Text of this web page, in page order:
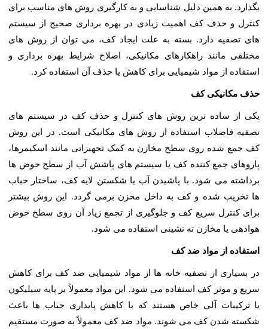
بگذارد. به همین دلیل شناسایی و به کارگیری روش های مناسب برای
کنترل و حذف کف اهمیت زیادی در بهره برداری صحیح از سیستم
های تصفیه دارد. بسته به علت ایجاد کف، می توان از روش های
مختلفی مانند راهکارهای مکانیکی، اصلاح شرایط بهره برداری و
استفاده از مواد شیمیایی برای کاهش یا حذف آن استفاده کرد.
حذف مکانیکی کف
یکی از ساده ترین روش های کنترل و حذف کف در سیستم های
تصفیه فاضلاب استفاده از روش های مکانیکی است. در این روش
کف جمع شده روی سطح مخازن به کمک تجهیزاتی مانند اسکیمرها،
پاروهای جمع کننده کف یا سیستم های پاشش آب از سطح حوض ها
برداشته می شود. با پاشیدن آب یا شکستن لایه کف، ساختار حباب
ها تخریب شده و کف به داخل مخزن برمی گردد. این روش بیشتر
برای کنترل سریع کف و جلوگیری از تجمع زیاد آن روی سطح حوض
هوادهی یا مخازن ته نشینی استفاده می شود.
استفاده از مواد ضد کف
در بسیاری از تصفیه خانه ها از مواد شیمیایی ضد کف برای کاهش
سریع و موثر کف استفاده می شود. این مواد معمولاً بر پایه سیلیکون
یا ترکیبات آلی خاص هستند که با کاهش پایداری حباب ها باعث
شکسته شدن کف می شوند. مواد ضد کف معمولاً به صورت مستقیم